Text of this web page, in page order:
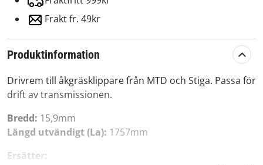
Frakt fr. 49kr
Produktinformation
Drivrem till åkgräsklippare från MTD och Stiga. Passa för
drift av transmissionen.
Bredd: 15,9mm
Längd utvändigt (La): 1757mm
Ersätter: